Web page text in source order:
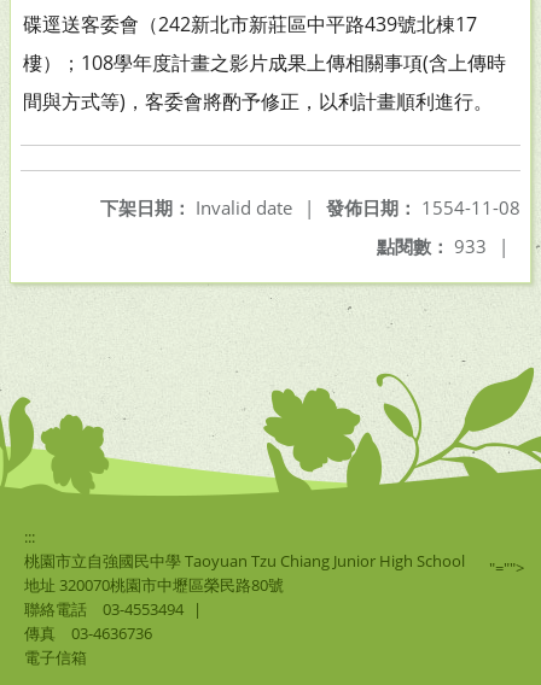
碟逕送客委會（242新北市新莊區中平路439號北棟17
樓）；108學年度計畫之影片成果上傳相關事項(含上傳時
間與方式等)， 客委會將酌予修正，以利計畫順利進行。
發佈日期： 1554-11-08
下架日期： Invalid date
|
點閱數： 933 |
:::
桃園市立自強國民中學 Taoyuan Tzu Chiang Junior High School
地址 320070桃園市中壢區榮民路80號
聯絡電話
03-4553494
|
傳真
03-4636736
電子信箱
"="">